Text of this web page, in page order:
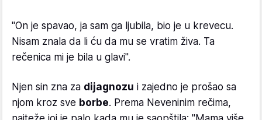
"On je spavao, ja sam ga ljubila, bio je u krevecu.
Nisam znala da li ću da mu se vratim živa. Ta
rečenica mi je bila u glavi".
Njen sin zna za dijagnozu i zajedno je prošao sa
njom kroz sve borbe. Prema Neveninim rečima,